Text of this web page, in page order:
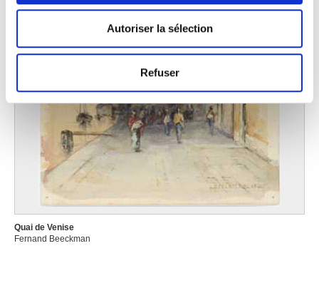
déclaration sur les cookies.
Les cookies nous permettent de personnaliser le contenu
et les annonces, d'offrir des fonctionnalités relatives aux
partageons également des informations sur l'utilisation de
notre site avec nos partenaires de médias sociaux, de
publicité et d'analyse, qui peuvent combiner celles-ci
avec d'autres informations que vous leur avez fournies
ou qu'ils ont collectées lors de votre utilisation de leurs
services.
Autoriser la sélection
Refuser
Quai de Venise
Fernand Beeckman